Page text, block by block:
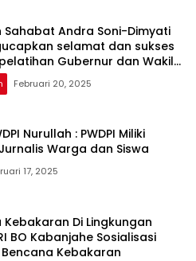
Sahabat Andra Soni-Dimyati
selamat dan sukses
Gubernur dan Wakil
Provinsi Banten
Februari 20, 2025
Nurullah : PWDPI Miliki
Warga dan Siswa
17, 2025
Di Lingkungan
BO Kabanjahe Sosialisasi
Kebakaran